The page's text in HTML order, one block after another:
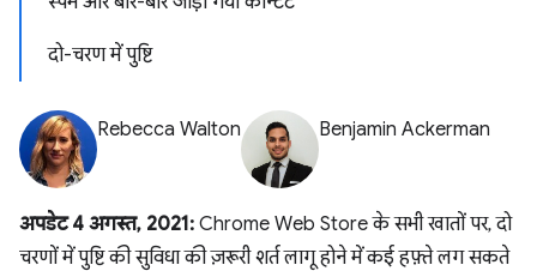
दो-चरण में पुष्टि
Rebecca Walton Benjamin Ackerman
अपडेट 4 अगस्त, 2021: Chrome Web Store के सभी खातों पर, दो
चरणों में पुष्टि की सुविधा की ज़रूरी शर्त लागू होने में कई हफ़्ते लग सकते